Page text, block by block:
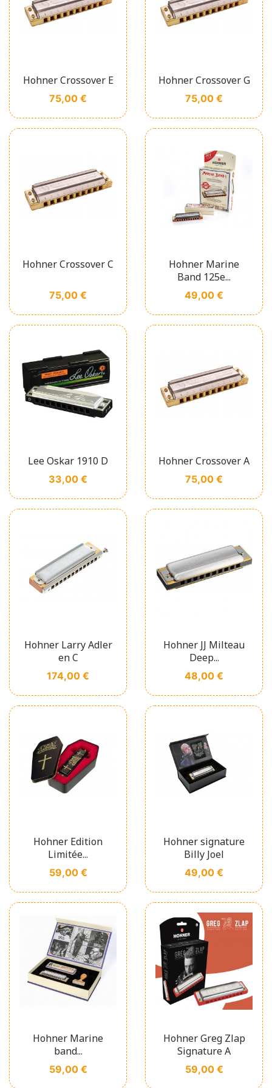
Hohner Crossover E
Prix
75,00 €
Hohner Crossover G
Prix
75,00 €
Hohner Crossover C
Prix
75,00 €
Hohner Marine
Band 125e...
Prix
49,00 €
Lee Oskar 1910 D
Prix
33,00 €
Hohner Crossover A
Prix
75,00 €
Hohner Larry Adler
en C
Prix
174,00 €
Hohner JJ Milteau
Deep...
Prix
48,00 €
Hohner Edition
Limitée...
Prix
59,00 €
Hohner signature
Billy Joel
Prix
49,00 €
Hohner Marine
band...
Prix
59,00 €
Hohner Greg Zlap
Signature A
Prix
59,00 €